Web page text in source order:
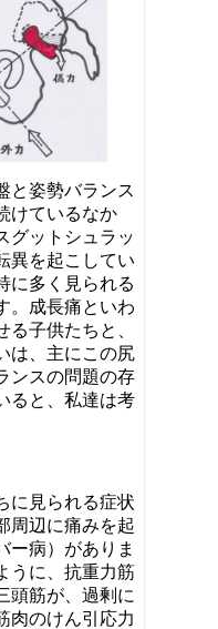
と姿勢バランス
けているなか
グットシュラッ
異を起こしてい
に多く見られる
。成長痛といわ
子供たちと、
は、主にこの尻
ンスの問題の存
ると、私達は考
に見られる症状
周辺に痛みを起
ー病）がありま
うに、抗重力筋
頭筋が、過剰に
肉のけん引応力